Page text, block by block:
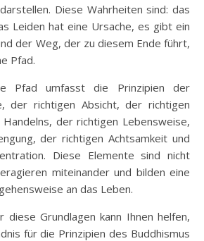
Diese Wahrheiten sind: das
Leiden hat eine Ursache, es gibt ein
der Weg, der zu diesem Ende führt,
Pfad.
Pfad umfasst die Prinzipien der
der richtigen Absicht, der richtigen
der richtigen Lebensweise,
der richtigen Achtsamkeit und
Diese Elemente sind nicht
miteinander und bilden eine
an das Leben.
diese Grundlagen kann Ihnen helfen,
für die Prinzipien des Buddhismus